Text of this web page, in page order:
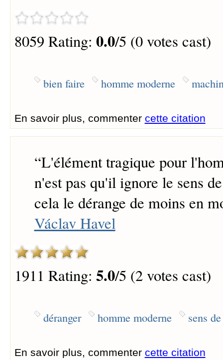
8059 Rating: 0.0/5 (0 votes cast)
bien faire homme moderne
En savoir plus, commenter cette citation
“L'élément tragique pour
n'est pas qu'il ignore le sens
cela le dérange de moins en
Václav Havel
1911 Rating: 5.0/5 (2 votes cast)
déranger homme moderne sens
En savoir plus, commenter cette citation